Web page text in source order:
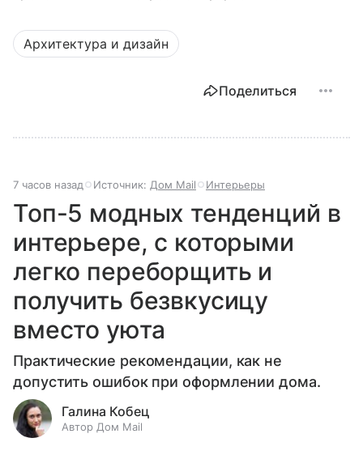
Архитектура и дизайн
Поделиться
7 часов назад Источник: Дом Mail Интерьеры
Топ-5 модных тенденций в
интерьере, с которыми
легко переборщить и
получить безвкусицу
вместо уюта
Практические рекомендации, как не
допустить ошибок при оформлении дома.
Галина Кобец
Автор Дом Mail